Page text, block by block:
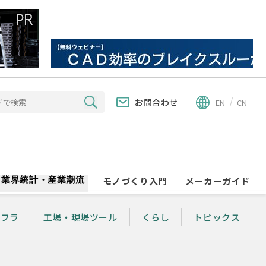
お問合わせ EN CN
業界統計・産業潮流 モノづくり入門 メーカーガイド
ラ 工場・現場ツール くらし トピックス